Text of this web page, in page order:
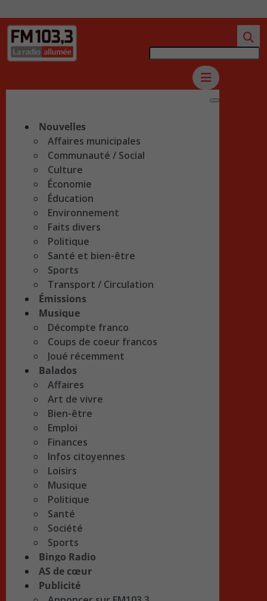
Nouvelles
Affaires municipales
Communauté / Social
Culture
Économie
Éducation
Environnement
Faits divers
Politique
Santé et bien-être
Sports
Transport / Circulation
Émissions
Musique
Décompte franco
Coups de coeur francos
Joué récemment
Balados
Affaires
Art de vivre
Bien-être
Emploi
Finances
Infos citoyennes
Loisirs
Musique
Politique
Santé
Société
Sports
Bingo Radio
AS de cœur
Publicité